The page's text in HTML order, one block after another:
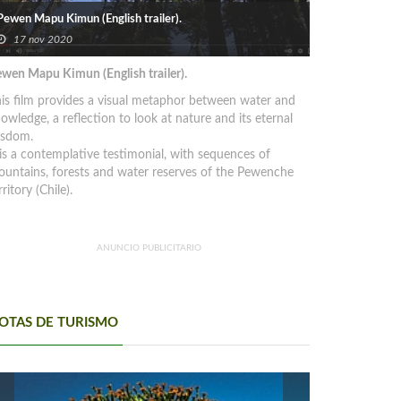
Mapu Kimun (English trailer).
17 nov 2020
Mapu Kimun (English trailer).
film provides a visual metaphor between water and
a reflection to look at nature and its eternal
a contemplative testimonial, with sequences of
forests and water reserves of the Pewenche
(Chile).
ANUNCIO PUBLICITARIO
DE TURISMO